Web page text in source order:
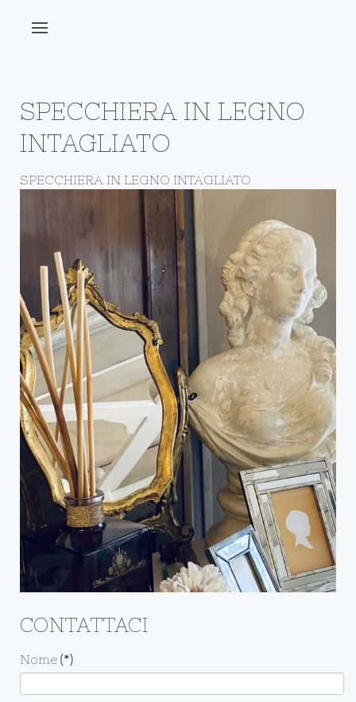
SPECCHIERA IN LEGNO
INTAGLIATO
SPECCHIERA IN LEGNO INTAGLIATO
CONTATTACI
Nome (*)